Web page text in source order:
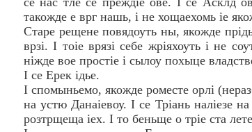
такожде е врг нашь, i не хощаехомь iе
Старе рещене повядоуть ны, якожде
врзi. I тоiе врязi себе жрiяхоуть i не
нiжде вое простiе i сылоу похыце
I се Ерек iдье.
I спомыньемо, якожде роместе орлi
на устю Данаiевоу. I се Трiань налiезе
розтрщеща iех. I то беньще о трiе ста